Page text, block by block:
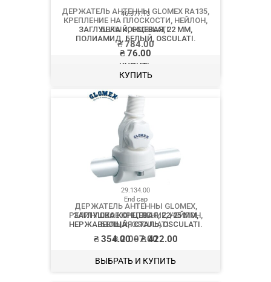
ДЕРЖАТЕЛЬ АНТЕННЫ GLOMEX RA135,
КРЕПЛЕНИЕ НА ПЛОСКОСТИ, НЕЙЛОН,
БЕЛЫЙ, OSCULATI.
₴784.00
КУПИТЬ
29.134.00
ДЕРЖАТЕЛЬ АНТЕННЫ GLOMEX,
РЕЛИНГОВОЕ КРЕПЛЕНИЕ, НЕЙЛОН,
БЕЛЫЙ, OSCULATI.
₴2 007.00
КУПИТЬ